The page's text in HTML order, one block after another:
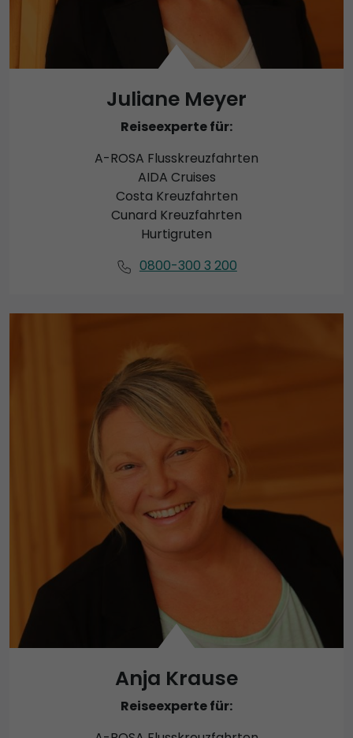
Juliane Meyer
Reiseexperte für:
A-ROSA Flusskreuzfahrten
AIDA Cruises
Costa Kreuzfahrten
Cunard Kreuzfahrten
Hurtigruten
0800-300 3 200
Anja Krause
Reiseexperte für: